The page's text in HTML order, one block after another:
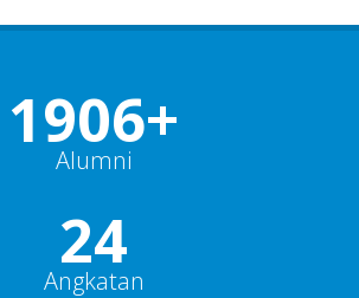
1906+
Alumni
24
Angkatan